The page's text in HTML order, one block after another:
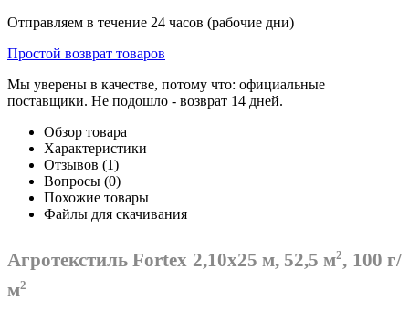
Отправляем в течение 24 часов (рабочие дни)
Простой возврат товаров
Мы уверены в качестве, потому что: официальные
поставщики. Не подошло - возврат 14 дней.
Обзор товара
Характеристики
Отзывов (1)
Вопросы (0)
Похожие товары
Файлы для скачивания
Агротекстиль Fortex 2,10х25 м, 52,5 м2, 100 г/
м2